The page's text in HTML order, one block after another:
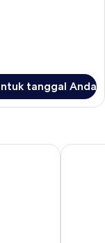
tanggal Anda
Hard